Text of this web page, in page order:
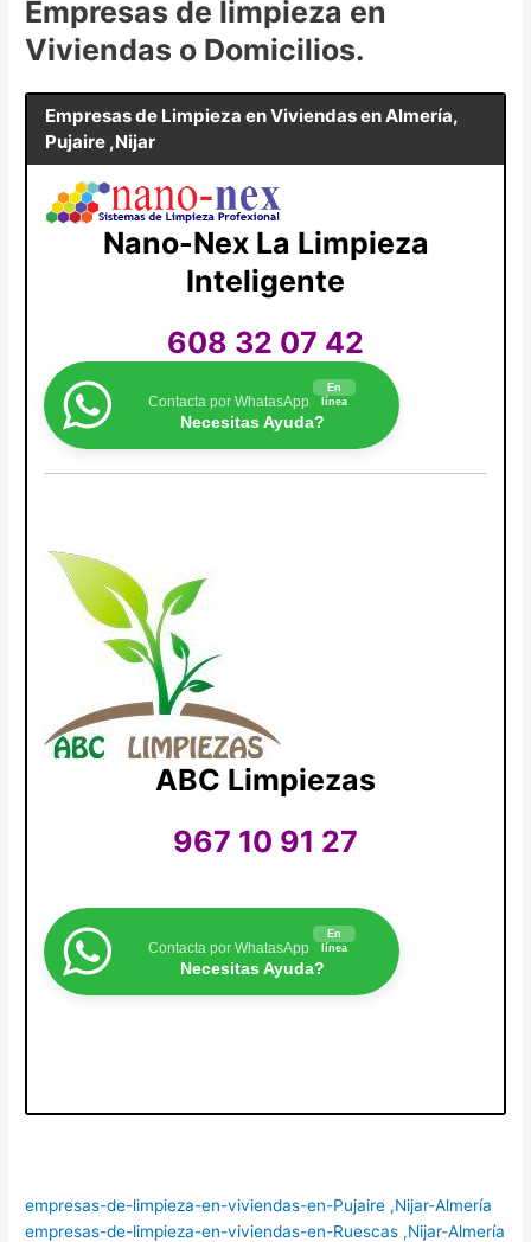
Empresas de limpieza en
Viviendas o Domicilios.
Empresas de Limpieza en Viviendas enAlmería,
Pujaire ,Nijar
Nano-Nex La Limpieza
Inteligente
608 32 07 42
Contacta por WhatasApp
En
línea
Necesitas Ayuda?
ABC Limpiezas
967 10 91 27
Contacta por WhatasApp
En
línea
Necesitas Ayuda?
empresas-de-limpieza-en-viviendas-en-Pujaire ,Nijar-Almería
empresas-de-limpieza-en-viviendas-en-Ruescas ,Nijar-Almería